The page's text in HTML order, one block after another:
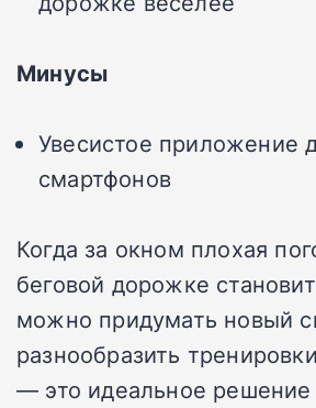
Минусы
Увесистое приложение
смартфонов
Когда за окном плохая
беговой дорожке
можно придумать новый
разнообразить
— это идеальное решение